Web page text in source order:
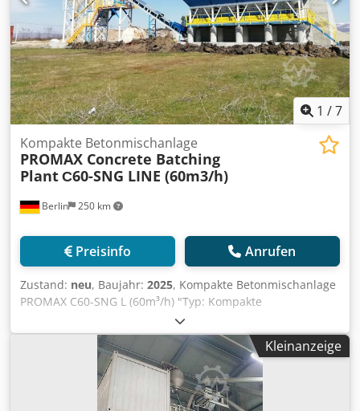
1 /7
Berlin 250 km
Kompakte Betonmischanlage
PROMAX Concrete Batching
PlantС60-SNG LINE (60m3/h)
Preisinfo Anrufen
Zustand: neu, Baujahr: 2025, Kompakte Betonmischanlage
PROMAX C60-SNG L (60m³/h) "Typ: Kompakte
Betonmischanlage mit Einwellenmischer Kapazität: 60 m³ /
Stunde frisch gepresster Beton Mischerkapazität:
1500/1000 lt (1m³ Druckbeton) Zentralschmiersystem
Marke: ILC (Made in Italy) Steuersystem: Vollautomatischer
PC - SPS - Drucker. Elektronische Ausrüstung: Siemens
Andere Ausrüstung und Zubehör: Italienisch Unbegrenzte
Kleinanzeige